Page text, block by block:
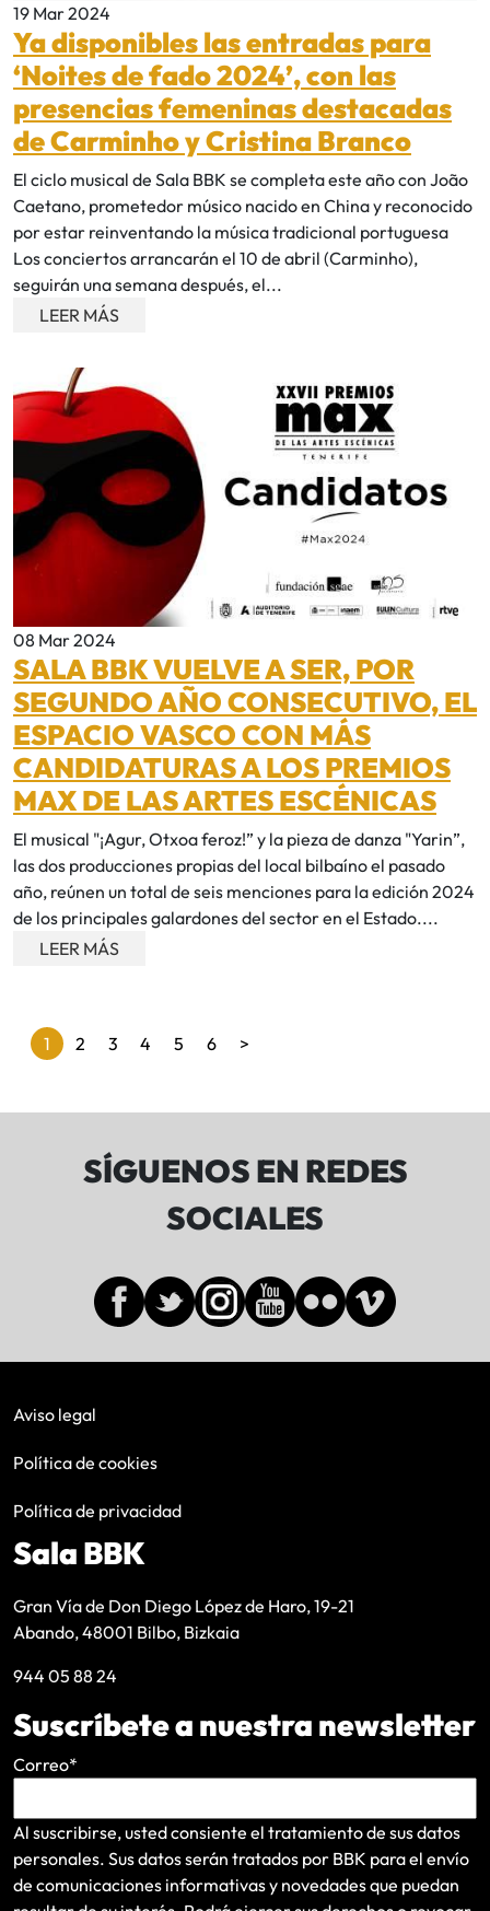
19 Mar 2024
Ya disponibles las entradas para
‘Noites de fado 2024’, con las
presencias femeninas destacadas
de Carminho y Cristina Branco
El ciclo musical de Sala BBK se completa este año con João
Caetano, prometedor músico nacido en China y reconocido
por estar reinventando la música tradicional portuguesa
Los conciertos arrancarán el 10 de abril (Carminho),
seguirán una semana después, el...
LEER MÁS
08 Mar 2024
SALA BBK VUELVE A SER, POR
SEGUNDO AÑO CONSECUTIVO, EL
ESPACIO VASCO CON MÁS
CANDIDATURAS A LOS PREMIOS
MAX DE LAS ARTES ESCÉNICAS
El musical "¡Agur, Otxoa feroz!” y la pieza de danza "Yarin”,
las dos producciones propias del local bilbaíno el pasado
año, reúnen un total de seis menciones para la edición 2024
de los principales galardones del sector en el Estado....
LEER MÁS
Paginación
entradas
1 2 3 4 5 6 >
SÍGUENOS EN REDES
SOCIALES
Aviso legal
Política de cookies
Política de privacidad
Sala BBK
Gran Vía de Don Diego López de Haro, 19-21
Abando, 48001 Bilbo, Bizkaia
944 05 88 24
Suscríbete a nuestra newsletter
Correo*
Al suscribirse, usted consiente el tratamiento de sus datos
personales. Sus datos serán tratados por BBK para el envío
de comunicaciones informativas y novedades que puedan